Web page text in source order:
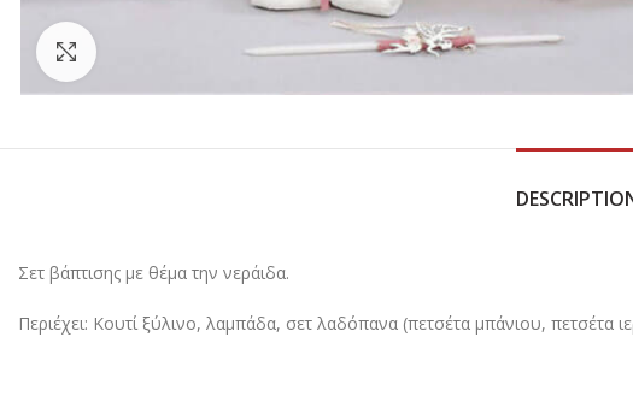
Σετ βάπτισης με θέμα την νεράιδα.
Περιέχει: Κουτί ξύλινο, λαμπάδα, σετ λαδόπανα (πετσέτα μπάνιου,